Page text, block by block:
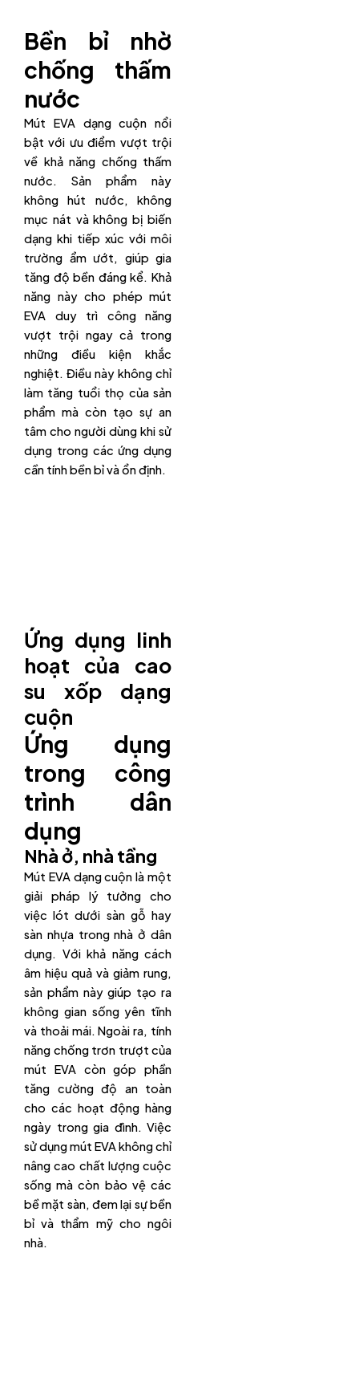
Bền bỉ nhờ
chống thấm
nước
Mút EVA dạng cuộn nổi
bật với ưu điểm vượt trội
về khả năng chống thấm
nước. Sản phẩm này
không hút nước, không
mục nát và không bị biến
dạng khi tiếp xúc với môi
trường ẩm ướt, giúp gia
tăng độ bền đáng kể. Khả
năng này cho phép mút
EVA duy trì công năng
vượt trội ngay cả trong
những điều kiện khắc
nghiệt. Điều này không chỉ
làm tăng tuổi thọ của sản
phẩm mà còn tạo sự an
tâm cho người dùng khi sử
dụng trong các ứng dụng
cần tính bền bỉ và ổn định.
Ứng dụng linh
hoạt của cao
su xốp dạng
cuộn
Ứng dụng
trong công
trình dân
dụng
Nhà ở, nhà tầng
Mút EVA dạng cuộn là một
giải pháp lý tưởng cho
việc lót dưới sàn gỗ hay
sàn nhựa trong nhà ở dân
dụng. Với khả năng cách
âm hiệu quả và giảm rung,
sản phẩm này giúp tạo ra
không gian sống yên tĩnh
và thoải mái. Ngoài ra, tính
năng chống trơn trượt của
mút EVA còn góp phần
tăng cường độ an toàn
cho các hoạt động hàng
ngày trong gia đình. Việc
sử dụng mút EVA không chỉ
nâng cao chất lượng cuộc
sống mà còn bảo vệ các
bề mặt sàn, đem lại sự bền
bỉ và thẩm mỹ cho ngôi
nhà.